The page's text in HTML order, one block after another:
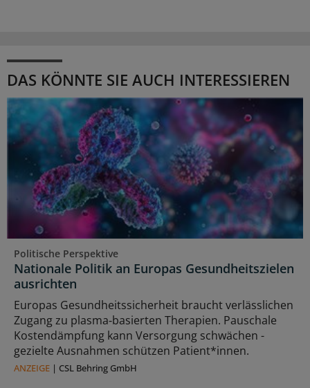
DAS KÖNNTE SIE AUCH INTERESSIEREN
Politische Perspektive
Nationale Politik an Europas Gesundheitszielen
ausrichten
Europas Gesundheitssicherheit braucht verlässlichen
Zugang zu plasma‑basierten Therapien. Pauschale
Kostendämpfung kann Versorgung schwächen -
gezielte Ausnahmen schützen Patient*innen.
ANZEIGE | CSL Behring GmbH